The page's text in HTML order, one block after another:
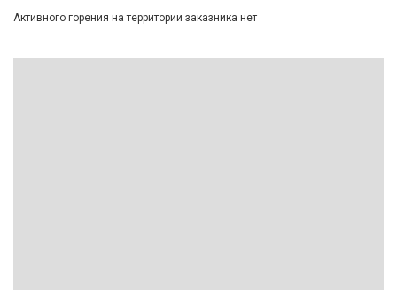
Активного горения на территории заказника нет